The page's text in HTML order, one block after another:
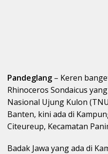
Pandeglang – Keren
Rhinoceros Sondaicus
Nasional Ujung Kulon
Banten, kini ada di
Citeureup, Kecamatan
Badak Jawa yang ada di